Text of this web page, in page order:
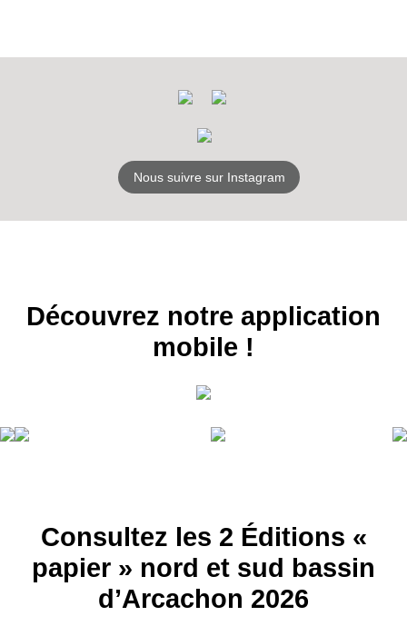
RECEVEZ
LES
BONS PLANS
Nous suivre sur Instagram
Découvrez notre application
mobile !
Consultez les 2 Éditions «
papier » nord et sud bassin
d’Arcachon 2026